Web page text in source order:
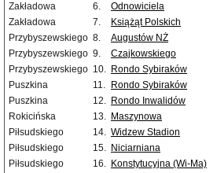
Zakładowa
6. Odnowiciela
Zakładowa
7. Książąt Polskich
Przybyszewskiego 8. Augustów NŻ
Przybyszewskiego 9. Czajkowskiego
Przybyszewskiego 10. Rondo Sybiraków
Puszkina
11. Rondo Sybiraków
Puszkina
12. Rondo Inwalidów
Rokicińska
13. Maszynowa
Piłsudskiego
14. Widzew Stadion
Piłsudskiego
15. Niciarniana
Piłsudskiego
16. Konstytucyjna (Wi-Ma)